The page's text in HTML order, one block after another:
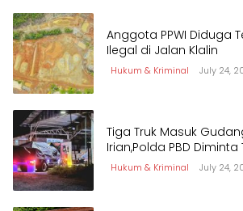
Anggota PPWI Diduga
Ilegal di Jalan Klalin
Hukum & Kriminal July 24,
Tiga Truk Masuk
Irian,Polda PBD Diminta
Hukum & Kriminal July 24,